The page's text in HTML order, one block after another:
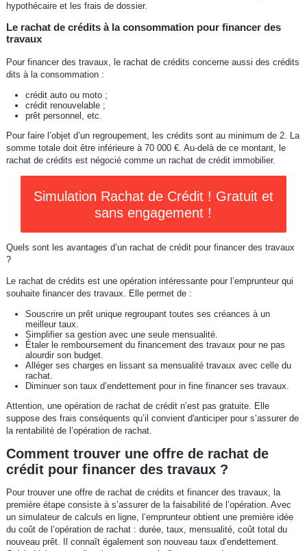
hypothécaire et les frais de dossier.
Le rachat de crédits à la consommation pour financer des
travaux
Pour financer des travaux, le rachat de crédits concerne aussi des crédits
dits à la consommation :
crédit auto ou moto ;
crédit renouvelable ;
prêt personnel, etc.
Pour faire l’objet d’un regroupement, les crédits sont au minimum de 2. La
somme totale doit être inférieure à 70 000 €. Au-delà de ce montant, le
rachat de crédits est négocié comme un rachat de crédit immobilier.
Simulation Rachat de Crédit ! Gratuit et
sans engagement !
Quels sont les avantages d’un rachat de crédit pour financer des travaux
?
Le rachat de crédits est une opération intéressante pour l’emprunteur qui
souhaite financer des travaux. Elle permet de :
Souscrire un prêt unique regroupant toutes ses créances à un
meilleur taux.
Simplifier sa gestion avec une seule mensualité.
Étaler le remboursement du financement des travaux pour ne pas
alourdir son budget.
Alléger ses charges en lissant sa mensualité travaux avec celle du
rachat.
Diminuer son taux d’endettement pour in fine financer ses travaux.
Attention, une opération de rachat de crédit n’est pas gratuite. Elle
suppose des frais conséquents qu’il convient d'anticiper pour s’assurer de
la rentabilité de l’opération de rachat.
Comment trouver une offre de rachat de
crédit pour financer des travaux ?
Pour trouver une offre de rachat de crédits et financer des travaux, la
première étape consiste à s’assurer de la faisabilité de l’opération. Avec
un simulateur de calculs en ligne, l’emprunteur obtient une première idée
du coût de l’opération de rachat : durée, taux, mensualité, coût total du
nouveau prêt. Il connaît également son nouveau taux d’endettement.